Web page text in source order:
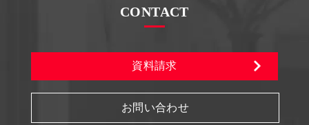
CONTACT
資料請求
お問い合わせ